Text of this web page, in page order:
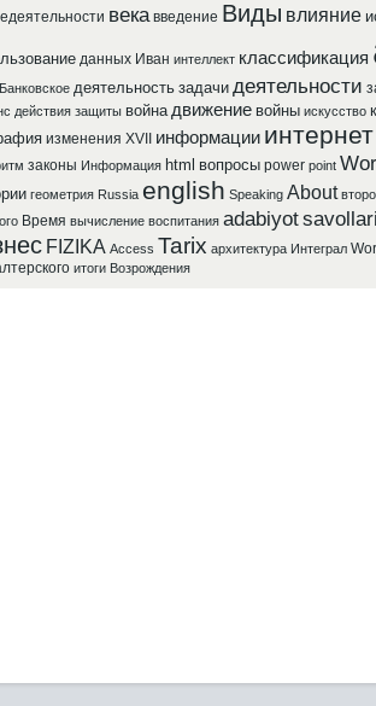
века введение Виды влияние
данных Иван интеллект классификация
Банковское деятельность задачи деятельности
действия защиты война движение войны искусство
изменения XVII информации интернет
законы Информация html вопросы power point
геометрия Russia english Speaking About
Время вычисление воспитания adabiyotsavollari
FIZIKA Access Tarix архитектура Интеграл
итоги Возрождения